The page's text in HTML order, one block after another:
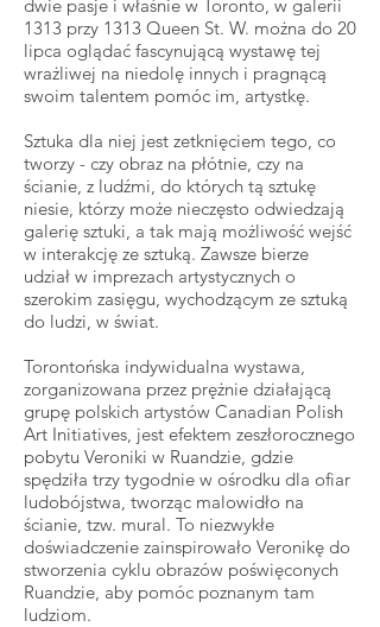
dwie pasje i właśnie w Toronto, w galerii
1313 przy 1313 Queen St. W. można do 20
lipca oglądać fascynującą wystawę tej
wrażliwej na niedolę innych i pragnącą
swoim talentem pomóc im, artystkę.
Sztuka dla niej jest zetknięciem tego, co
tworzy - czy obraz na płótnie, czy na
ścianie, z ludźmi, do których tą sztukę
niesie, którzy może nieczęsto odwiedzają
galerię sztuki, a tak mają możliwość wejść
w interakcję ze sztuką. Zawsze bierze
udział w imprezach artystycznych o
szerokim zasięgu, wychodzącym ze sztuką
do ludzi, w świat.
Torontońska indywidualna wystawa,
zorganizowana przez prężnie działającą
grupę polskich artystów Canadian Polish
Art Initiatives, jest efektem zeszłorocznego
pobytu Veroniki w Ruandzie, gdzie
spędziła trzy tygodnie w ośrodku dla ofiar
ludobójstwa, tworząc malowidło na
ścianie, tzw. mural. To niezwykłe
doświadczenie zainspirowało Veronikę do
stworzenia cyklu obrazów poświęconych
Ruandzie, aby pomóc poznanym tam
ludziom.